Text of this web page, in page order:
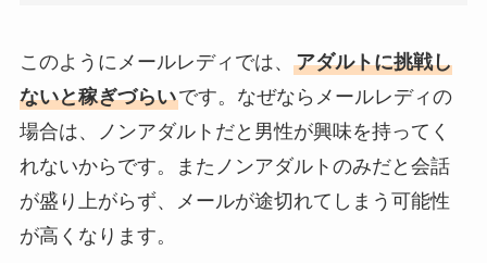
このようにメールレディでは、 アダルトに挑戦し
ないと稼ぎづらいです。なぜならメールレディの
場合は、ノンアダルトだと男性が興味を持ってく
れないからです。またノンアダルトのみだと会話
が盛り上がらず、メールが途切れてしまう可能性
が高くなります。